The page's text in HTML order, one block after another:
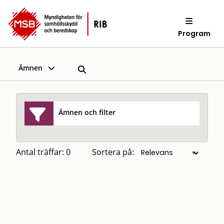
Program
Ämnen
Ämnen och filter
Antal träffar: 0 Sortera på: